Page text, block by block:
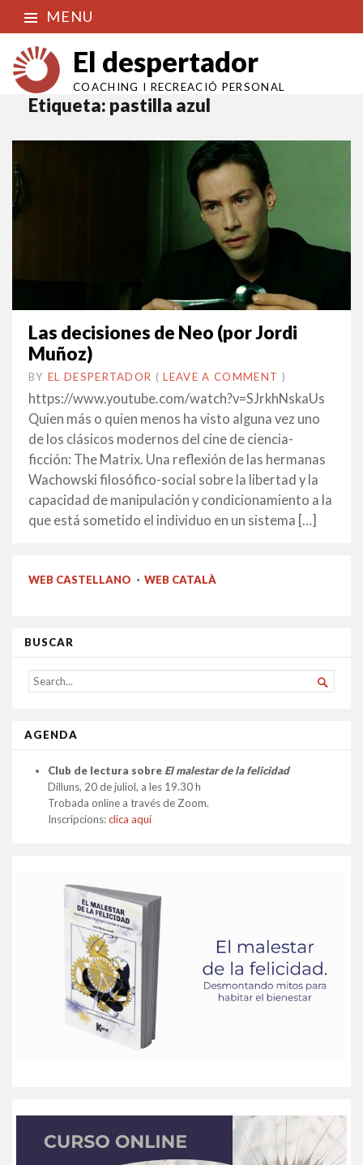
MENU
El despertador
COACHING I RECREACIÓ PERSONAL
Etiqueta: pastilla azul
Las decisiones de Neo (por Jordi
Muñoz)
BY EL DESPERTADOR ON
17
DESEMBRE
•(LEAVE A COMMENT )
https://www.youtube.com/watch?v=SJrkhNskaUs
Quien más o quien menos ha visto alguna vez uno
de los clásicos modernos del cine de ciencia-
ficción: The Matrix. Una reflexión de las hermanas
Wachowski filosófico-social sobre la libertad y la
capacidad de manipulación y condicionamiento a la
que está sometido el individuo en un sistema […]
WEB CASTELLANO · WEB CATALÀ
BUSCAR
SEARCH
FOR...

AGENDA
Club de lectura sobre El malestar de la felicidad
Dilluns, 20 de juliol, a les 19.30 h
Trobada online a través de Zoom.
Inscripcions:clica aquí